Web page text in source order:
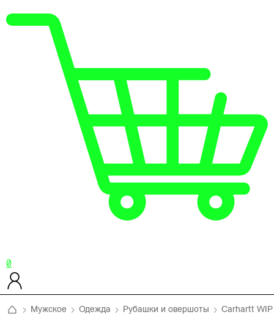
0
Мужское Одежда Рубашки и овершоты Carhartt WIP